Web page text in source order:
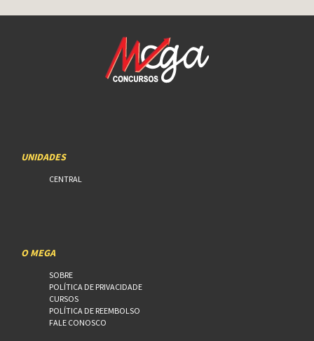
UNIDADES
CENTRAL
O MEGA
SOBRE
POLÍTICA DE PRIVACIDADE
CURSOS
POLÍTICA DE REEMBOLSO
FALE CONOSCO